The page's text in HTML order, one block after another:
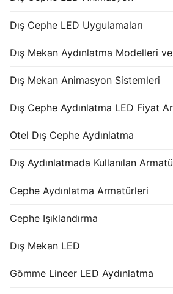
Dış Cephe LED Uygulamaları
Dış Mekan Aydınlatma Modelleri
Dış Mekan Animasyon Sistemleri
Dış Cephe Aydınlatma LED Fiyat
Otel Dış Cephe Aydınlatma
Dış Aydınlatmada Kullanılan
Cephe Aydınlatma Armatürleri
Cephe Işıklandırma
Dış Mekan LED
Gömme Lineer LED Aydınlatma